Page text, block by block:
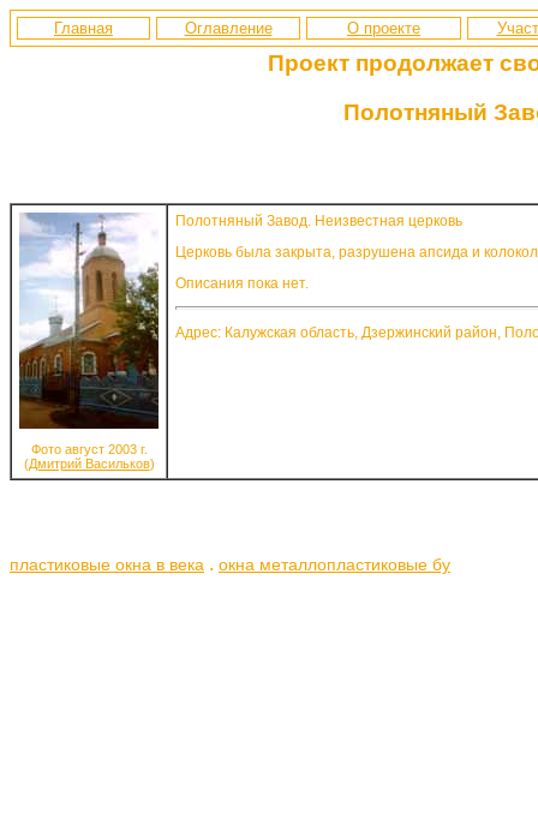
Главная Оглавление О проекте
Проект продолжает
Полотняный
Фото август 2003 г.
(Дмитрий Васильков)
Полотняный Завод. Неизвестная церковь
Церковь была закрыта, разрушена апсида и
Описания пока нет.
Адрес: Калужская область, Дзержинский район,
пластиковые окна в века . окна металлопластиковые бу